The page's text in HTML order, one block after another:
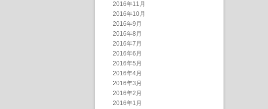
2016年11月
2016年10月
2016年9月
2016年8月
2016年7月
2016年6月
2016年5月
2016年4月
2016年3月
2016年2月
2016年1月